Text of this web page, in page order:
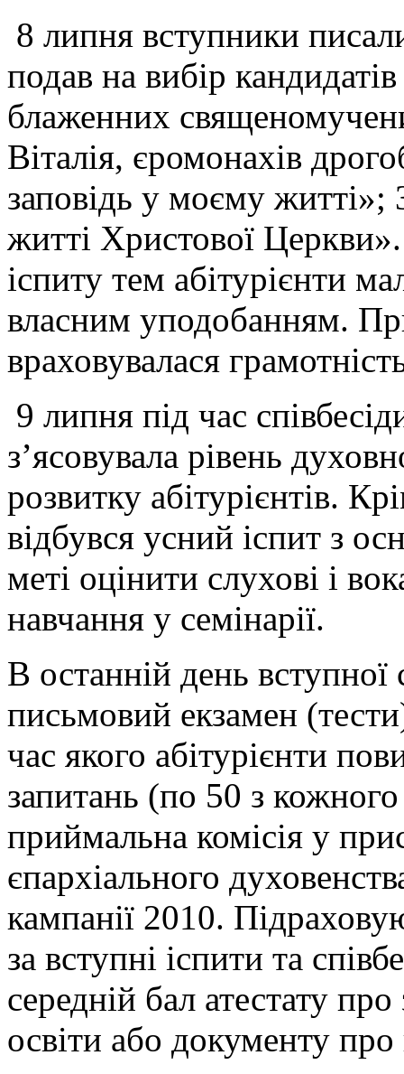
8 липня вступники
подав на вибір
блаженних
Віталія, єромонахів
заповідь у моєму житті»;
житті Христової
іспиту тем абітурієнти
власним уподобанням.
враховувалася
9 липня під час
з’ясовувала рівень
розвитку абітурієнтів.
відбувся усний іспит з
меті оцінити слухові і
навчання у семінарії.
В останній день вступної
письмовий екзамен
час якого абітурієнти
запитань (по 50 з
приймальна комісія у
єпархіального
кампанії 2010.
за вступні іспити та
середній бал атестату
освіти або документу